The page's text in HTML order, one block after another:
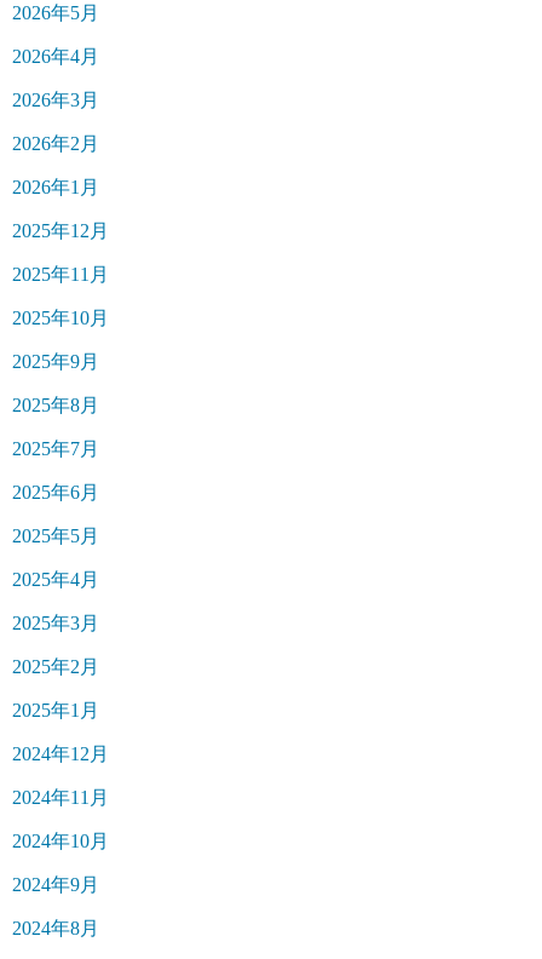
2026年5月
2026年4月
2026年3月
2026年2月
2026年1月
2025年12月
2025年11月
2025年10月
2025年9月
2025年8月
2025年7月
2025年6月
2025年5月
2025年4月
2025年3月
2025年2月
2025年1月
2024年12月
2024年11月
2024年10月
2024年9月
2024年8月